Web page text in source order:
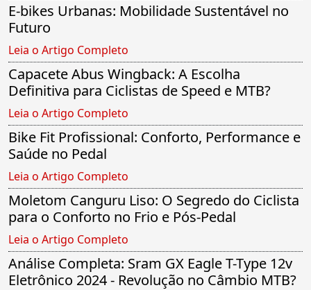
E-bikes Urbanas: Mobilidade Sustentável no
Futuro
Leia o Artigo Completo
Capacete Abus Wingback: A Escolha
Definitiva para Ciclistas de Speed e MTB?
Leia o Artigo Completo
Bike Fit Profissional: Conforto, Performance e
Saúde no Pedal
Leia o Artigo Completo
Moletom Canguru Liso: O Segredo do Ciclista
para o Conforto no Frio e Pós-Pedal
Leia o Artigo Completo
Análise Completa: Sram GX Eagle T-Type 12v
Eletrônico 2024 - Revolução no Câmbio MTB?